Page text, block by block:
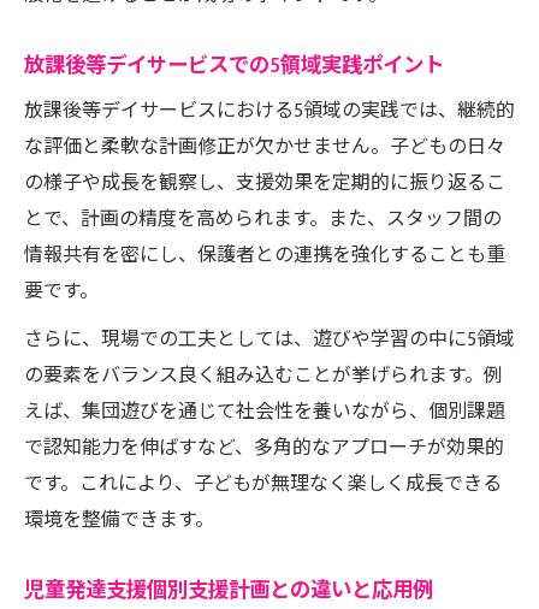
放課後等デイサービスでの5領域実践ポイント
放課後等デイサービスにおける5領域の実践では、継続的
な評価と柔軟な計画修正が欠かせません。子どもの日々
の様子や成長を観察し、支援効果を定期的に振り返るこ
とで、計画の精度を高められます。また、スタッフ間の
情報共有を密にし、保護者との連携を強化することも重
要です。
さらに、現場での工夫としては、遊びや学習の中に5領域
の要素をバランス良く組み込むことが挙げられます。例
えば、集団遊びを通じて社会性を養いながら、個別課題
で認知能力を伸ばすなど、多角的なアプローチが効果的
です。これにより、子どもが無理なく楽しく成長できる
環境を整備できます。
児童発達支援個別支援計画との違いと応用例